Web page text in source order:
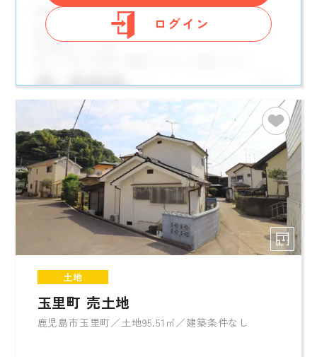
ログイン
土地
玉里町 売土地
鹿児島市玉里町／土地95.51㎡／建築条件なし